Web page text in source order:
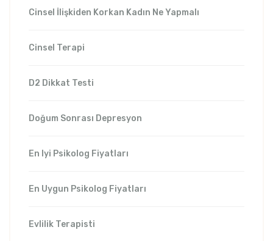
Cinsel İlişkiden Korkan Kadın Ne Yapmalı
Cinsel Terapi
D2 Dikkat Testi
Doğum Sonrası Depresyon
En Iyi Psikolog Fiyatları
En Uygun Psikolog Fiyatları
Evlilik Terapisti